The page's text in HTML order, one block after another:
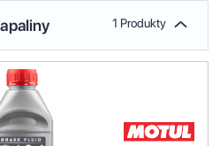
1 Produkty